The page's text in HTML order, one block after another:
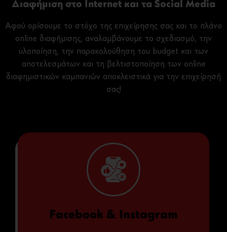
Διαφήμιση στο Internet και τα Social Media
Αφού ορίσουμε το στόχο της επιχείρησης σας και το πλάνο
online διαφήμισης, αναλαμβάνουμε το σχεδιασμό, την
υλοποίηση, την παρακολούθηση του budget και των
αποτελεσμάτων και τη βελτιστοποίηση των online
διαφημιστικών καμπανιών αποκλειστικά για την επιχείρησή
σας!
Facebook & Instagram